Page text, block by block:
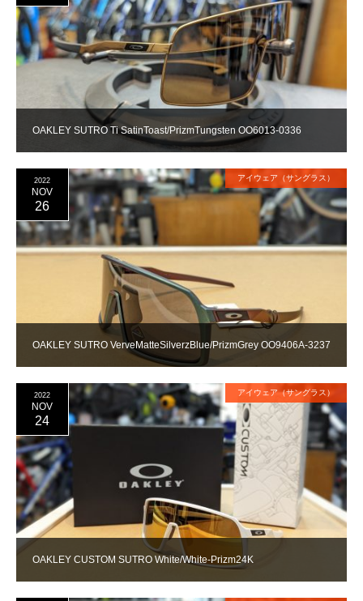
OAKLEY SUTRO Ti SatinToast/PrizmTungsten OO6013-0336
OAKLEY SUTRO VerveMatteSilverzBlue/PrizmGrey OO9406A-3237
2022
NOV
26
アイウェア（サングラス）
OAKLEY CUSTOM SUTRO White/White-Prizm24K
2022
NOV
24
アイウェア（サングラス）